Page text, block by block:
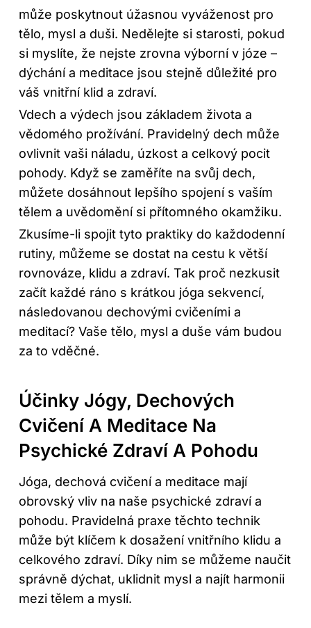
může poskytnout úžasnou vyváženost pro
tělo, mysl a duši. Nedělejte si starosti, pokud
si myslíte, že nejste zrovna výborní v józe –
dýchání a meditace jsou stejně důležité pro
váš vnitřní klid a zdraví.
Vdech a výdech jsou základem života a
vědomého prožívání. Pravidelný dech může
ovlivnit vaši náladu, úzkost a celkový pocit
pohody. Když se zaměříte na svůj dech,
můžete dosáhnout lepšího spojení s vaším
tělem a uvědomění si přítomného okamžiku.
Zkusíme-li spojit tyto praktiky do každodenní
rutiny, můžeme se dostat na cestu k větší
rovnováze, klidu a zdraví. Tak proč nezkusit
začít každé ráno s krátkou jóga sekvencí,
následovanou dechovými cvičeními a
meditací? Vaše tělo, mysl a duše vám budou
za to vděčné.
Účinky Jógy, Dechových
Cvičení A Meditace Na
Psychické Zdraví A Pohodu
Jóga, dechová cvičení a meditace mají
obrovský vliv na naše psychické zdraví a
pohodu. Pravidelná praxe těchto technik
může být klíčem k dosažení vnitřního klidu a
celkového zdraví. Díky nim se můžeme naučit
správně dýchat, uklidnit mysl a najít harmonii
mezi tělem a myslí.